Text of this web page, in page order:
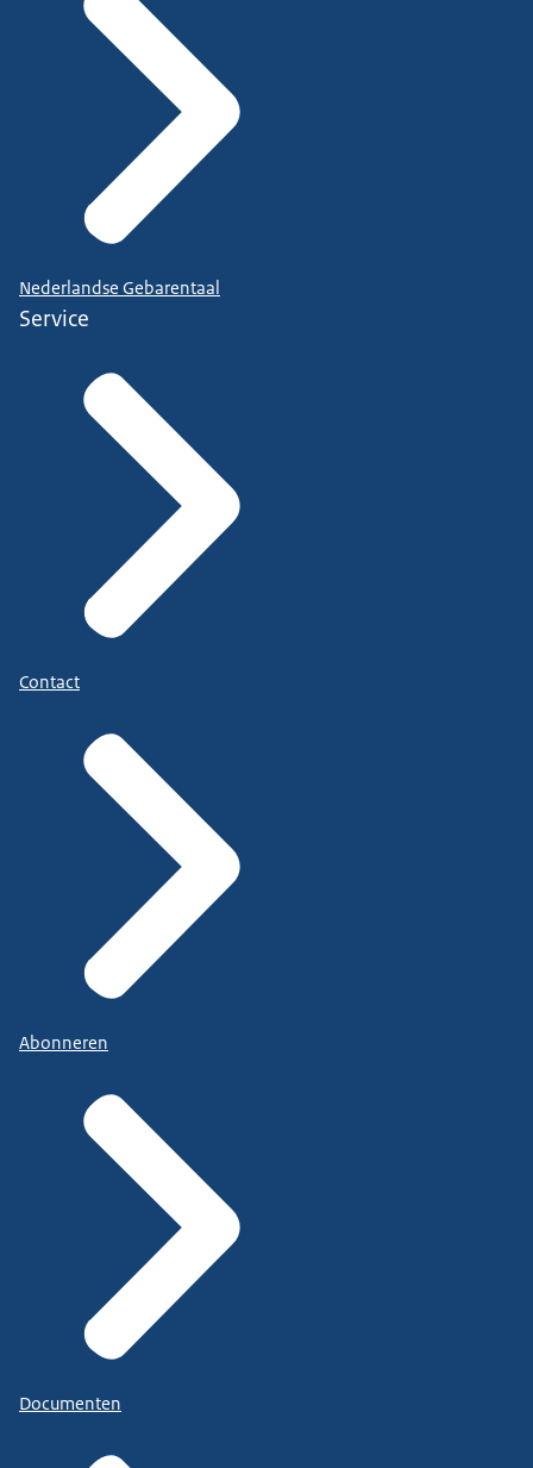
Nederlandse Gebarentaal
Service
Contact
Abonneren
Documenten